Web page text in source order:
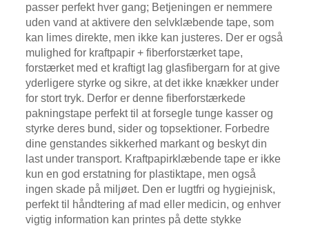
passer perfekt hver gang; Betjeningen er nemmere
uden vand at aktivere den selvklæbende tape, som
kan limes direkte, men ikke kan justeres. Der er også
mulighed for kraftpapir + fiberforstærket tape,
forstærket med et kraftigt lag glasfibergarn for at give
yderligere styrke og sikre, at det ikke knækker under
for stort tryk. Derfor er denne fiberforstærkede
pakningstape perfekt til at forsegle tunge kasser og
styrke deres bund, sider og topsektioner. Forbedre
dine genstandes sikkerhed markant og beskyt din
last under transport. Kraftpapirklæbende tape er ikke
kun en god erstatning for plastiktape, men også
ingen skade på miljøet. Den er lugtfri og hygiejnisk,
perfekt til håndtering af mad eller medicin, og enhver
vigtig information kan printes på dette stykke